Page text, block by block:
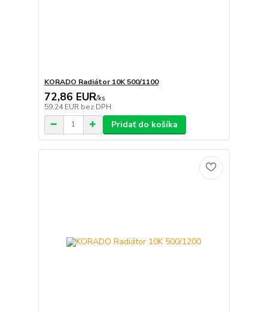
KORADO Radiátor 10K 500/1100
72,86 EUR/ks
59,24 EUR bez DPH
Pridať do košíka